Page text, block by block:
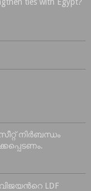
നിർബന്ധം
LDF